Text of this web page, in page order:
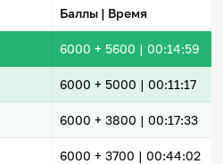
Вход
Задать вопрос
Баллы | Время
6000 + 5600 | 00:14:59
6000 + 5000 | 00:11:17
6000 + 3800 | 00:17:33
6000 + 3700 | 00:44:02